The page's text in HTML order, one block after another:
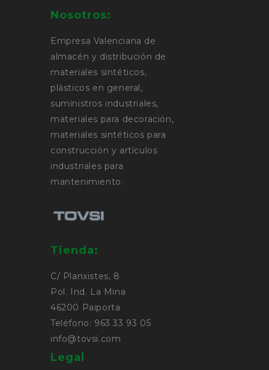
Nosotros:
Empresa Valenciana de
almacén y distribución de
materiales sintéticos,
plásticos en general,
suministros industriales,
materiales para decoración,
materiales sintéticos para
construcción y artículos
industriales para
mantenimiento.
Tienda:
C/ Planxistes, 8
Pol. Ind. La Mina
46200 Paiporta
Teléfono: 963 33 93 05
info@tovsi.com
Legal